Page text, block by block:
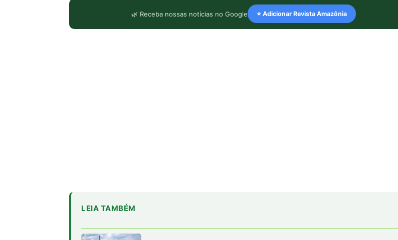
🌿 Receba nossas notícias no Google ⭐ Adicionar Revista Amazônia
LEIA TAMBÉM